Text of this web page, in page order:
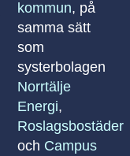
kommun, på
samma sätt
som
systerbolagen
Norrtälje
Energi,
Roslagsbostäder
och Campus